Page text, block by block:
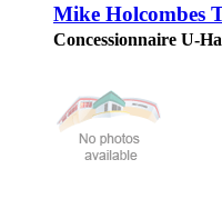
Mike Holcombes
Concessionnaire U-